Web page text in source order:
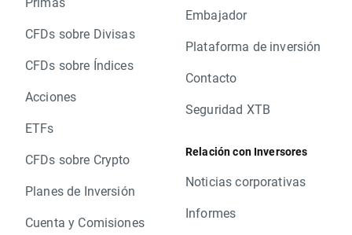
CFDs sobre Divisas
CFDs sobre Índices
Acciones
ETFs
CFDs sobre Crypto
Planes de Inversión
Cuenta y Comisiones
Embajador
Plataforma de inversión
Contacto
Seguridad XTB
Relación con Inversores
Noticias corporativas
Informes